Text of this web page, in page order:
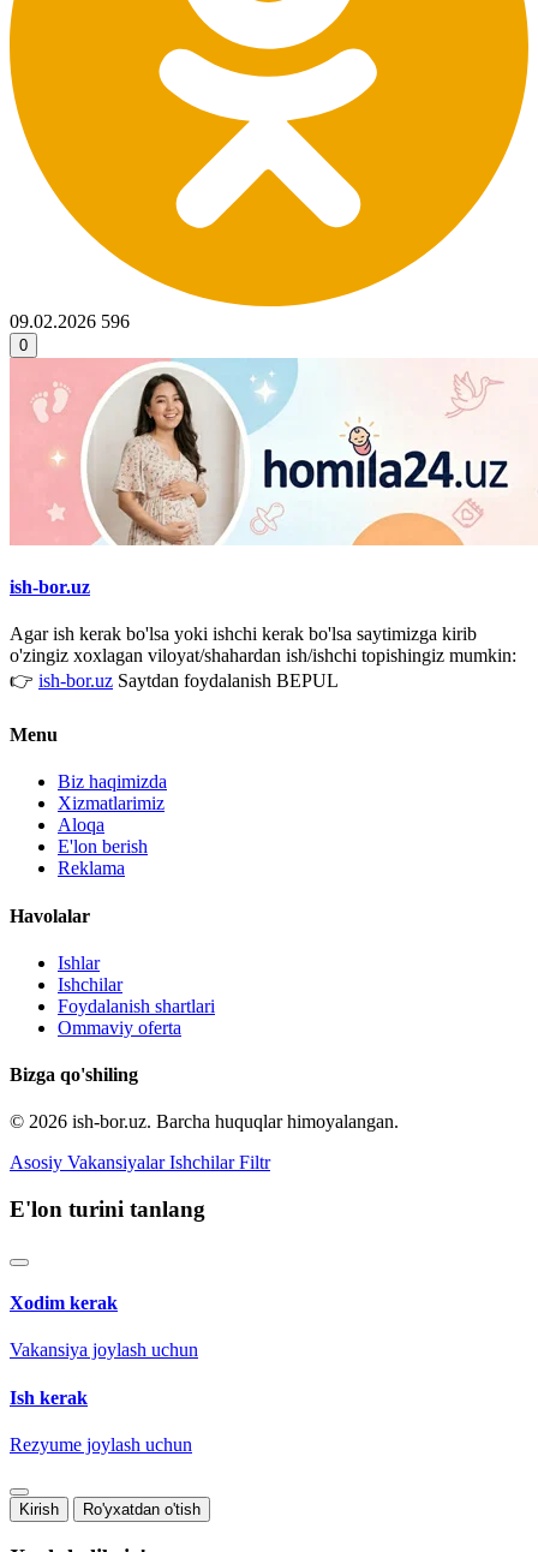
09.02.2026 596
0
ish-bor.uz
Agar ish kerak bo'lsa yoki ishchi kerak bo'lsa saytimizga kirib
o'zingiz xoxlagan viloyat/shahardan ish/ishchi topishingiz mumkin:
👉 ish-bor.uz Saytdan foydalanish BEPUL
Menu
Biz haqimizda
Xizmatlarimiz
Aloqa
E'lon berish
Reklama
Havolalar
Ishlar
Ishchilar
Foydalanish shartlari
Ommaviy oferta
Bizga qo'shiling
© 2026 ish-bor.uz. Barcha huquqlar himoyalangan.
Asosiy Vakansiyalar Ishchilar Filtr
E'lon turini tanlang
Xodim kerak
Vakansiya joylash uchun
Ish kerak
Rezyume joylash uchun
Kirish Ro'yxatdan o'tish